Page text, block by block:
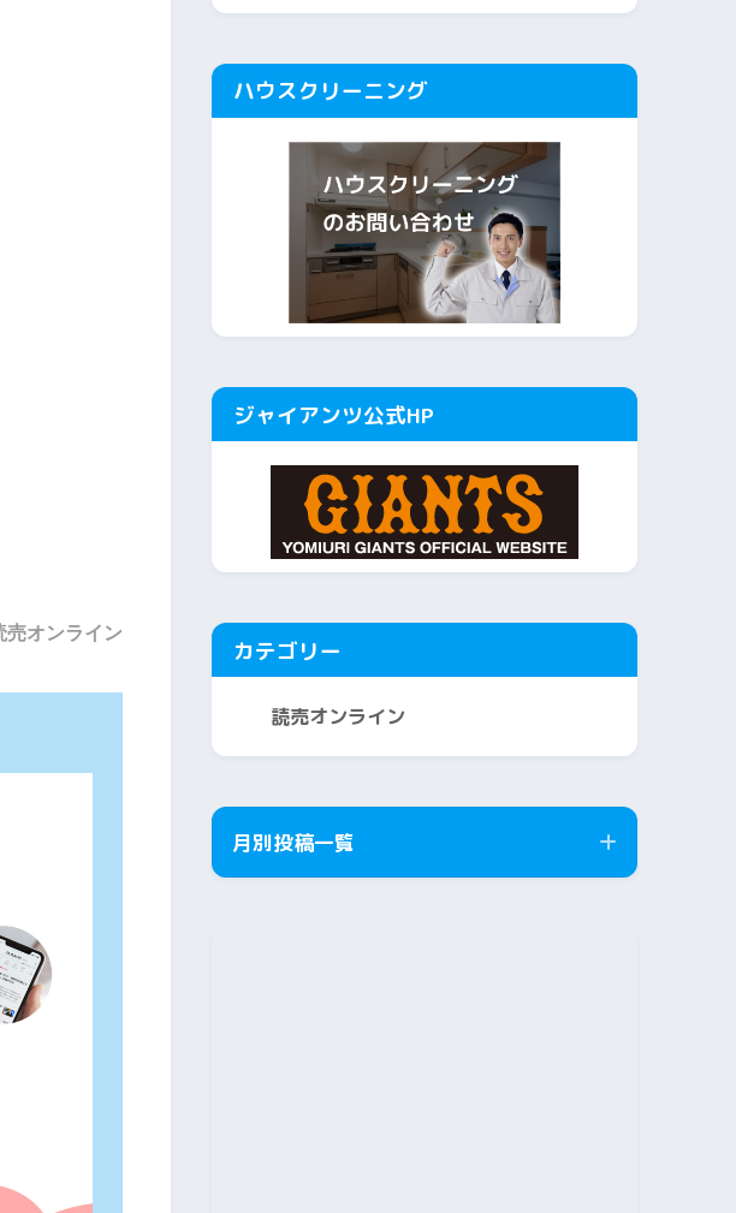
売オンライン
ハウスクリーニング
ジャイアンツ公式HP
カテゴリー
読売オンライン
月別投稿一覧